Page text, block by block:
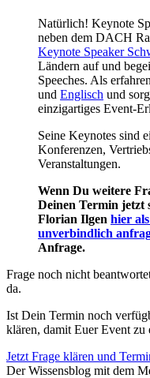
Natürlich! Keynote
neben dem DACH
Keynote Speaker
Ländern auf und
Speeches. Als
und Englisch und
einzigartiges Event-
Seine Keynotes sind
Konferenzen,
Veranstaltungen.
Wenn Du weitere
Deinen Termin jetzt
Florian Ilgen hier
unverbindlich
Anfrage.
Frage noch nicht
da.
Ist Dein Termin noch
klären, damit Euer Event
Jetzt Frage klären und
Der Wissensblog mit dem